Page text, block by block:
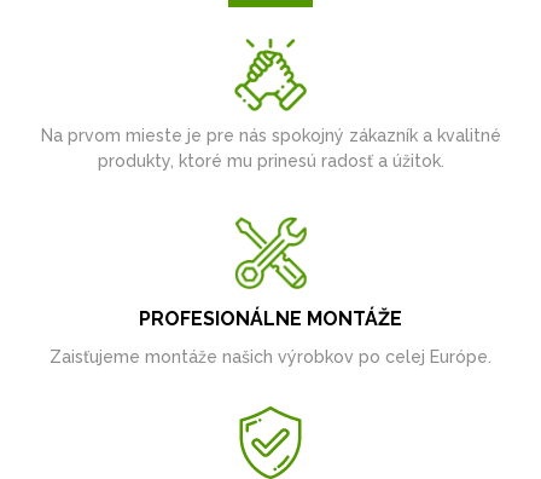
Na prvom mieste je pre nás spokojný zákazník a kvalitné
produkty, ktoré mu prinesú radosť a úžitok.
PROFESIONÁLNE MONTÁŽE
Zaisťujeme montáže našich výrobkov po celej Európe.